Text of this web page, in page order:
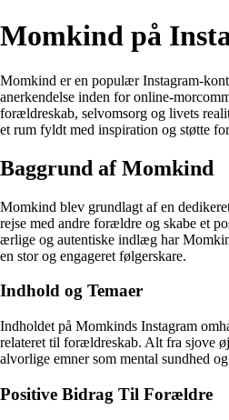
Momkind på
Momkind er en populær Instagram-
anerkendelse inden for online-
forældreskab, selvomsorg og livets
et rum fyldt med inspiration og støtte
Baggrund af Momkind
Momkind blev grundlagt af en
rejse med andre forældre og skabe et
ærlige og autentiske indlæg har
en stor og engageret følgerskare.
Indhold og Temaer
Indholdet på Momkinds Instagram
relateret til forældreskab. Alt fra sjove
alvorlige emner som mental sundhed
Positive Bidrag Til Forældre